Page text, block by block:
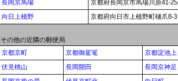
長岡京馬場
京都府長岡京市馬場川原41-25
向日上植野
京都府向日市上植野町樋爪8-3
その他の近隣の郵便局
京都京町
京都御駕篭 京都淀池上
伏見桃山
長岡開田 長岡京神足